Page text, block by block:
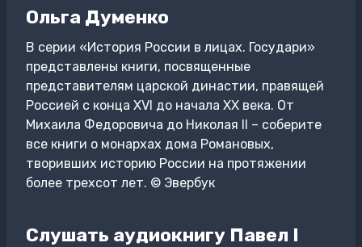
Ольга Думенко
В серии «История России в лицах. Государи»
представлены книги, посвященные
представителям царской династии, правящей
Россией с конца XVI до начала XX века. От
Михаила Федоровича до Николая II – соберите
все книги о монархах дома Романовых,
творивших историю России на протяжении
более трехсот лет. © Эвербук
Слушать аудиокнигу Павел I